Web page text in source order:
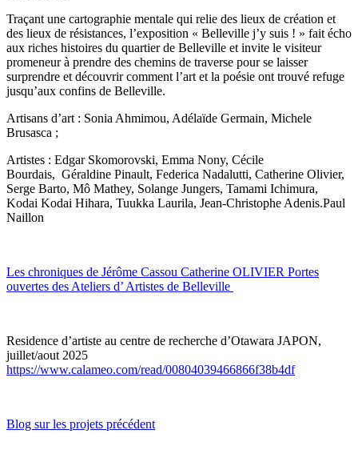
Traçant une cartographie mentale qui relie des lieux de création et
des lieux de résistances, l’exposition « Belleville j’y suis ! » fait écho
aux riches histoires du quartier de Belleville et invite le visiteur
promeneur à prendre des chemins de traverse pour se laisser
surprendre et découvrir comment l’art et la poésie ont trouvé refuge
jusqu’aux confins de Belleville.
Artisans d’art : Sonia Ahmimou, Adélaïde Germain, Michele
Brusasca ;
Artistes : Edgar Skomorovski, Emma Nony, Cécile
Bourdais, Géraldine Pinault, Federica Nadalutti, Catherine Olivier,
Serge Barto, Mô Mathey, Solange Jungers, Tamami Ichimura,
Kodai Kodai Hihara, Tuukka Laurila, Jean-Christophe Adenis.Paul
Naillon
Les chroniques de Jérôme Cassou Catherine OLIVIER Portes
ouvertes des Ateliers d’ Artistes de Belleville
Residence d’artiste au centre de recherche d’Otawara JAPON,
juillet/aout 2025
https://www.calameo.com/read/00804039466866f38b4df
Blog sur les projets précédent